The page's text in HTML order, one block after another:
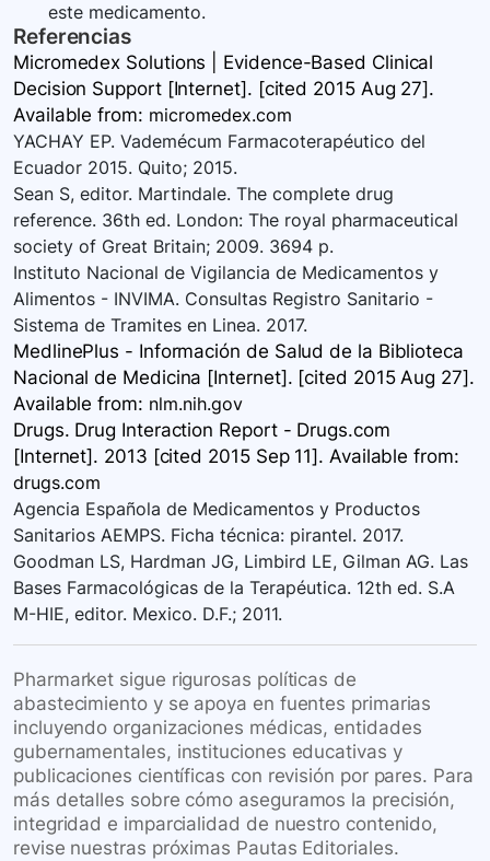
este medicamento.
Referencias
Micromedex Solutions | Evidence-Based Clinical
Decision Support [Internet]. [cited 2015 Aug 27].
Available from: micromedex.com
YACHAY EP. Vademécum Farmacoterapéutico del
Ecuador 2015. Quito; 2015.
Sean S, editor. Martindale. The complete drug
reference. 36th ed. London: The royal pharmaceutical
society of Great Britain; 2009. 3694 p.
Instituto Nacional de Vigilancia de Medicamentos y
Alimentos - INVIMA. Consultas Registro Sanitario -
Sistema de Tramites en Linea. 2017.
MedlinePlus - Información de Salud de la Biblioteca
Nacional de Medicina [Internet]. [cited 2015 Aug 27].
Available from: nlm.nih.gov
Drugs. Drug Interaction Report - Drugs.com
[Internet]. 2013 [cited 2015 Sep 11]. Available from:
drugs.com
Agencia Española de Medicamentos y Productos
Sanitarios AEMPS. Ficha técnica: pirantel. 2017.
Goodman LS, Hardman JG, Limbird LE, Gilman AG. Las
Bases Farmacológicas de la Terapéutica. 12th ed. S.A
M-HIE, editor. Mexico. D.F.; 2011.
Pharmarket sigue rigurosas políticas de
abastecimiento y se apoya en fuentes primarias
incluyendo organizaciones médicas, entidades
gubernamentales, instituciones educativas y
publicaciones científicas con revisión por pares. Para
más detalles sobre cómo aseguramos la precisión,
integridad e imparcialidad de nuestro contenido,
revise nuestras próximas Pautas Editoriales.